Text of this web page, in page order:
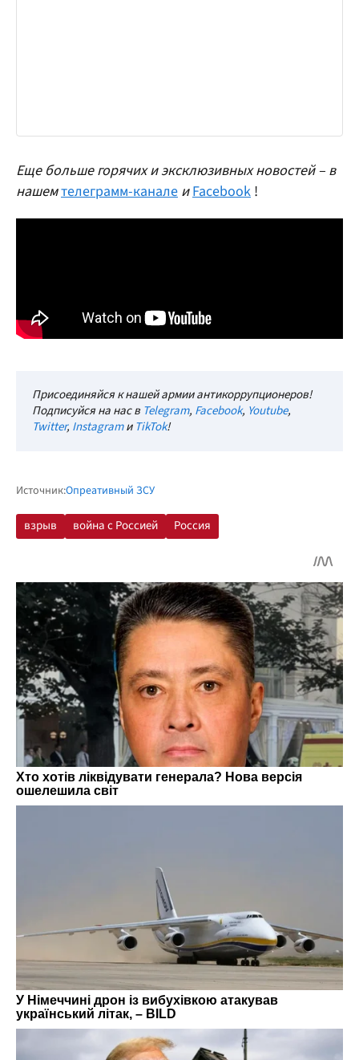
Еще больше горячих и эксклюзивных новостей – в
нашемтелеграмм-канале иFacebook !
Присоединяйся к нашей армии антикоррупционеров!
Подписуйся на нас в Telegram, Facebook, Youtube,
Twitter, InstagramиTikTok!
Источник:Опреативный ЗСУ
взрыв война с Россией Россия